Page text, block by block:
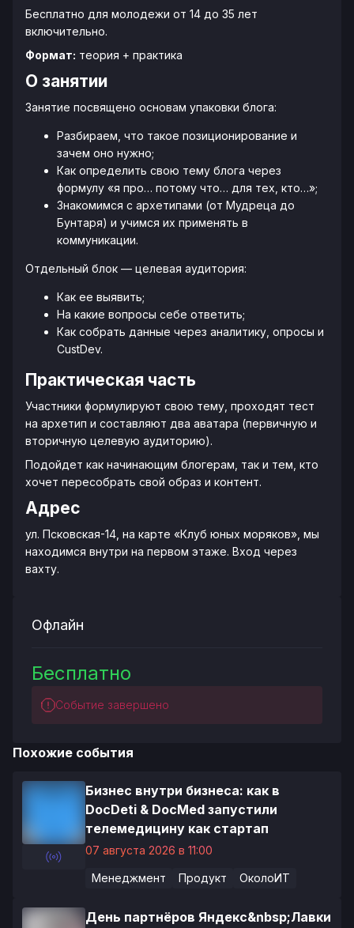
Бесплатно для молодежи от 14 до 35 лет
включительно.
Формат: теория + практика
О занятии
Занятие посвящено основам упаковки блога:
Разбираем, что такое позиционирование и
зачем оно нужно;
Как определить свою тему блога через
формулу «я про… потому что… для тех, кто…»;
Знакомимся с архетипами (от Мудреца до
Бунтаря) и учимся их применять в
коммуникации.
Отдельный блок — целевая аудитория:
Как ее выявить;
На какие вопросы себе ответить;
Как собрать данные через аналитику, опросы и
CustDev.
Практическая часть
Участники формулируют свою тему, проходят тест
на архетип и составляют два аватара (первичную и
вторичную целевую аудиторию).
Подойдет как начинающим блогерам, так и тем, кто
хочет пересобрать свой образ и контент.
Адрес
ул. Псковская-14, на карте «Клуб юных моряков», мы
находимся внутри на первом этаже. Вход через
вахту.
Офлайн
Бесплатно
Событие завершено
Похожие события
Бизнес внутри бизнеса: как в
DocDeti & DocMed запустили
телемедицину как стартап
07 августа 2026 в 11:00
Менеджмент Продукт ОколоИТ
День партнёров Яндекс&nbsp;Лавки